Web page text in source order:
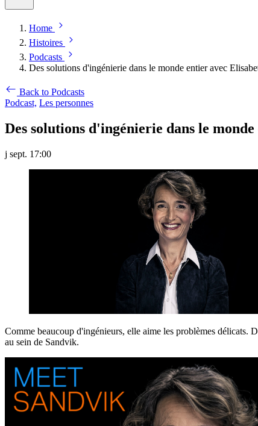
Home
Histoires
Podcasts
Des solutions d'ingénierie dans le monde entier avec
Back to Podcasts
Podcast, Les personnes
Des solutions d'ingénierie dans le
j sept. 17:00
Comme beaucoup d'ingénieurs, elle aime les problèmes délicats.
au sein de Sandvik.